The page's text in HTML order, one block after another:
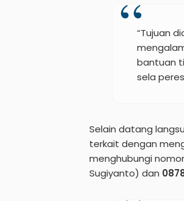
“Tujuan
bantuan
sela
Selain datang
terkait dengan
menghubungi
Sugiyanto) dan